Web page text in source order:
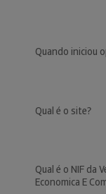
Quando iniciou
Qual é o site?
Qual é o NIF da
Economica E